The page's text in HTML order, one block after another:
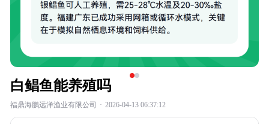
白鲳鱼能养殖吗
福鼎海鹏远洋渔业有限公司 · 2026-04-13 06:37:12